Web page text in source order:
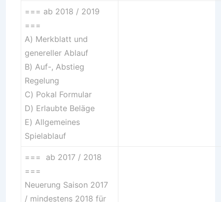
=== ab 2018 / 2019
===
A) Merkblatt und
genereller Ablauf
B) Auf-, Abstieg
Regelung
C) Pokal Formular
D) Erlaubte Beläge
E) Allgemeines
Spielablauf
=== ab 2017 / 2018
===
Neuerung Saison 2017
/ mindestens 2018 für